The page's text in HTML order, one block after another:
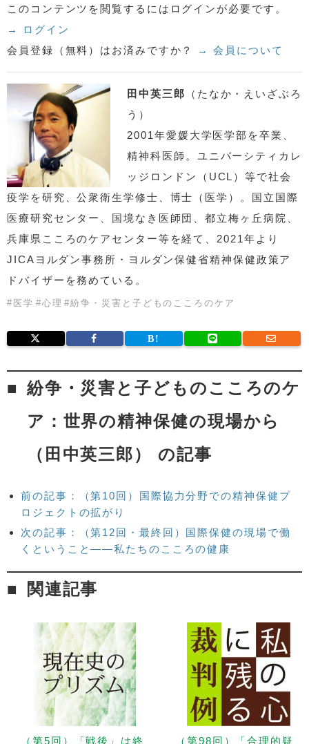
このコンテンツを閲覧するにはログインが必要です。
→ ログイン
会員登録（無料）はお済みですか？
→ 会員について
田中英三郎
（たなか・えいざぶろ
う）
2001年愛媛大学医学部を卒業、
精神科医師。ユニバーシティカレ
ッジロンドン（UCL）等で社会
疫学を研究、公衆衛生学修士、博士（医学）。国立国際
医療研究センター、国境なき医師団、都立梅ヶ丘病院、
兵庫県こころのケアセンター等を経て、2021年より
JICAヨルダン事務所・ヨルダン保健省精神保健政策ア
ドバイザーを務めている。
# 医学 #心理 #紛争・災害と子どものこころのケア
紛争・災害と子どものこころのケ
ア：世界の精神保健の現場から
（田中英三郎） の記事
前の記事：（第10回）国際協力分野での精神保健プ
ロジェクトの拡がり
次の記事：（第12回・最終回）国際保健の現場で働
くということ――私たちのこころの健康
関連記事
（第5回）「戦後」は終 （第98回）「合理的疑